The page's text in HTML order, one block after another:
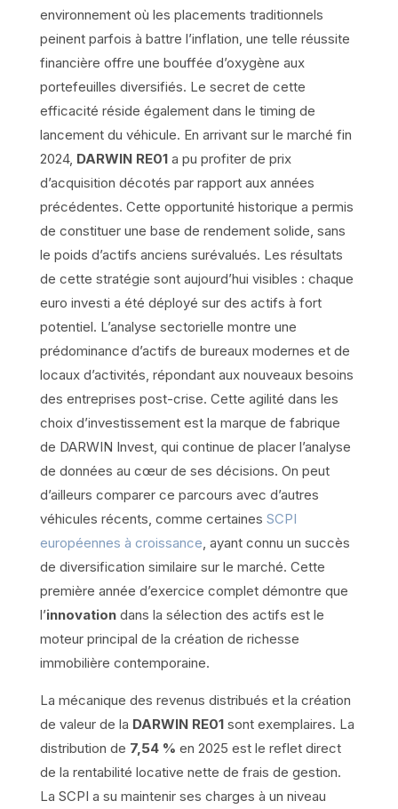
environnement où les placements traditionnels
peinent parfois à battre l’inflation, une telle réussite
financière offre une bouffée d’oxygène aux
portefeuilles diversifiés. Le secret de cette
efficacité réside également dans le timing de
lancement du véhicule. En arrivant sur le marché fin
2024, DARWIN RE01a pu profiter de prix
d’acquisition décotés par rapport aux années
précédentes. Cette opportunité historique a permis
de constituer une base de rendement solide, sans
le poids d’actifs anciens surévalués. Les résultats
de cette stratégie sont aujourd’hui visibles : chaque
euro investi a été déployé sur des actifs à fort
potentiel. L’analyse sectorielle montre une
prédominance d’actifs de bureaux modernes et de
locaux d’activités, répondant aux nouveaux besoins
des entreprises post-crise. Cette agilité dans les
choix d’investissement est la marque de fabrique
de DARWIN Invest, qui continue de placer l’analyse
de données au cœur de ses décisions. On peut
d’ailleurs comparer ce parcours avec d’autres
véhicules récents, comme certaines SCPI
européennes à croissance , ayant connu un succès
de diversification similaire sur le marché. Cette
première année d’exercice complet démontre que
l’innovationdans la sélection des actifs est le
moteur principal de la création de richesse
immobilière contemporaine.
La mécanique des revenus distribués et la création
de valeur de la DARWIN RE01sont exemplaires. La
distribution de 7,54 % en 2025 est le reflet direct
de la rentabilité locative nette de frais de gestion.
La SCPI a su maintenir ses charges à un niveau